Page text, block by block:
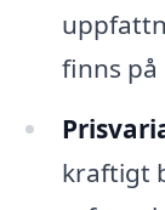
finns på
kraftigt